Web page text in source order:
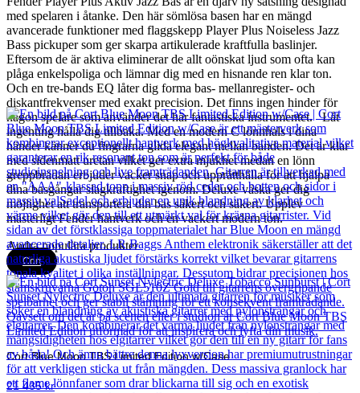
med spelaren i åtanke. Den här sömlösa basen har en mängd
avancerade funktioner med flaggskepp Player Plus Noiseless Jazz
Bass pickuper som ger skarpa artikulerade kraftfulla baslinjer.
Eftersom de är aktiva eliminerar de allt oönskat ljud som ofta kan
plåga enkelspoliga och lämnar dig med en hisnande ren klar ton.
Och en tre-bands EQ låter dig forma bas- mellanregister- och
diskantfrekvenser med exakt precision. Det finns ingen hinder för
någon spelare som använder det här fantastiska instrumentet. Låt
ingenting hålla dig tillbaka. Med en modern C lönnhals i dina
händer känner du fingrarna glida elegant mellan banden. Det är klar
med sidenmatt uretan vilket ger extra mjukhet medan en lönn
greppbrädan erbjuder vacker snap och upprätthålla för att hjälpa
dina basgångar slagkraftighet igenom. Deluxe väska ger dig
möjlighet att transportera din bas säkert och säkert. Upplev
mästerligt Fender hantverk och en vackert modern ton.
Andra populära produkter
Cort
Cort Blue Moon TBS Limited Edition w/Case
21 435kr